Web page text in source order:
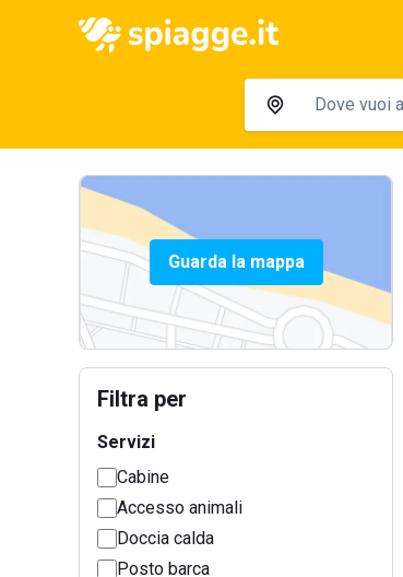
Guarda la mappa
Filtra per
Servizi
Cabine
Accesso animali
Doccia calda
Posto barca